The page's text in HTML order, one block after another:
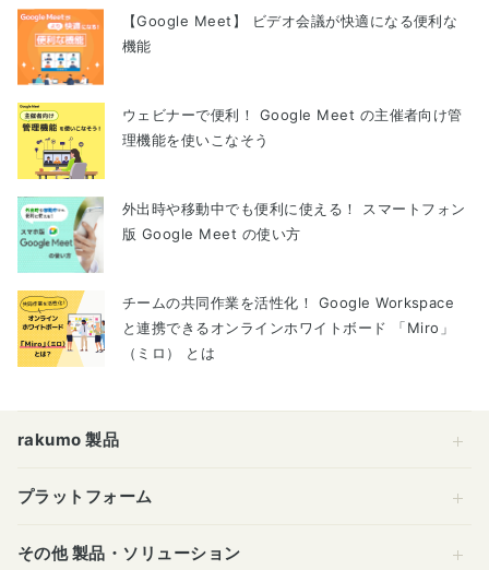
【Google Meet】 ビデオ会議が快適になる便利な
機能
ウェビナーで便利！ Google Meet の主催者向け管
理機能を使いこなそう
外出時や移動中でも便利に使える！ スマートフォン
版 Google Meet の使い方
チームの共同作業を活性化！ Google Workspace
と連携できるオンラインホワイトボード 「Miro」
（ミロ） とは
rakumo 製品
プラットフォーム
その他 製品・ソリューション